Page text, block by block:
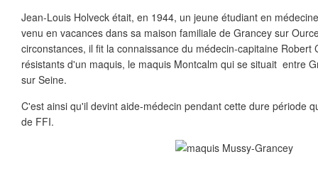
Jean-Louis Holveck était, en 1944, un jeune étudiant en
venu en vacances dans sa maison familiale de Grancey sur
circonstances, il fit la connaissance du médecin-capitaine Robert
résistants d'un maquis, le maquis Montcalm qui se situait entre
sur Seine.
C'est ainsi qu'il devint aide-médecin pendant cette dure période
de FFI.